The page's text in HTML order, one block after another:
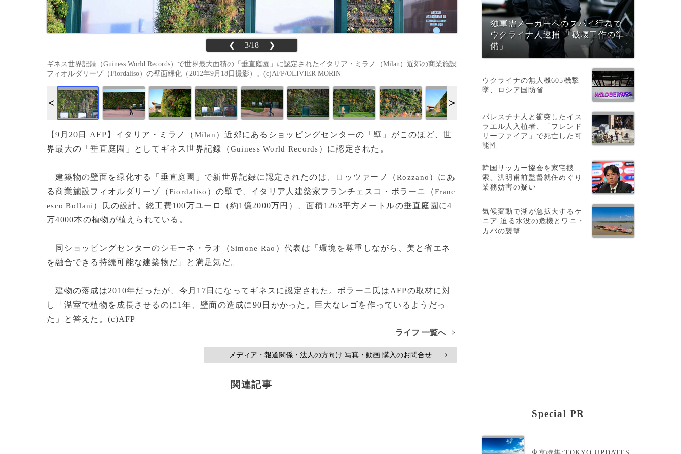
❮ 3/18 ❯
ギネス世界記録（Guiness World Records）で世界最大面積の「垂直庭園」に認定されたイタリア・ミラノ（Milan）近郊の商業施設
フィオルダリーゾ（Fiordaliso）の壁面緑化（2012年9月18日撮影）。(c)AFP/OLIVIER MORIN
【9月20日 AFP】イタリア・ミラノ（ Milan ）近郊にあるショッピングセンターの「壁」がこのほど、世
界最大の「垂直庭園」としてギネス世界記録（Guiness World Records ）に認定された。
建築物の壁面を緑化する「垂直庭園」で新世界記録に認定されたのは、ロッツァーノ（Rozzano ）にあ
る商業施設フィオルダリーゾ（Fiordaliso ）の壁で、イタリア人建築家フランチェスコ・ボラーニ（Franc
esco Bollani ）氏の設計。総工費100万ユーロ（約1億2000万円）、面積1263平方メートルの垂直庭園に4
万4000本の植物が植えられている。
同ショッピングセンターのシモーネ・ラオ（ Simone Rao ）代表は「環境を尊重しながら、美と省エネ
を融合できる持続可能な建築物だ」と満足気だ。
建物の落成は2010年だったが、今月17日になってギネスに認定された。ボラーニ氏はAFPの取材に対
し「温室で植物を成長させるのに1年、壁面の造成に90日かかった。巨大なレゴを作っているようだっ
た」と答えた。(c)AFP
ライフ 一覧へ
>
メディア・報道関係・法人の方向け 写真・動画 購入のお問合せ >
関連記事
独軍需メーカーへのスパイ行為で
ウクライナ人逮捕 「破壊工作の準
備」
ウクライナの無人機605機撃
墜、ロシア国防省
パレスチナ人と衝突したイス
ラエル人入植者、「フレンド
リーファイア」で死亡した可
能性
韓国サッカー協会を家宅捜
索、洪明甫前監督就任めぐり
業務妨害の疑い
気候変動で湖が急拡大するケ
ニア 迫る水没の危機とワニ・
カバの襲撃
Special PR
東京特集:TOKYO UPDATES